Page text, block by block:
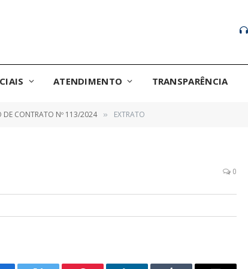
ATENDIMENTO TRANSPARÊNCIA
DE CONTRATO Nº 113/2024 » EXTRATO
0